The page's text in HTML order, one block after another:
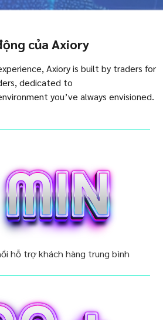
của Axiory
Axiory is built by traders for
dedicated to
you’ve always envisioned.
hỗ trợ khách hàng trung bình